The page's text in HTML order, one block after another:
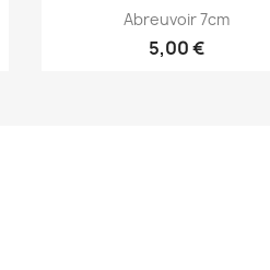
Aperçu rapide
Abreuvoir 7cm
5,00 €